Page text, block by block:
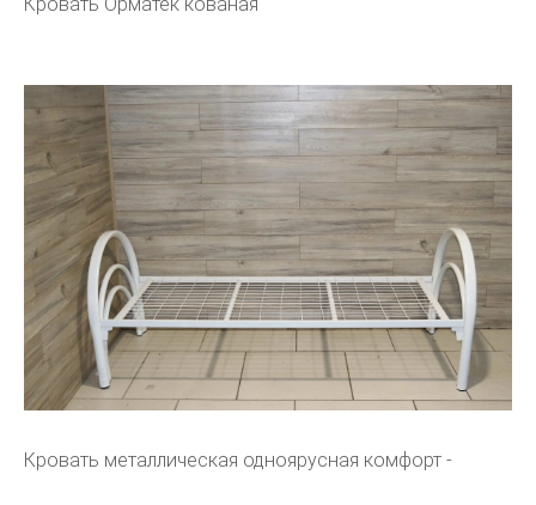
Кровать металлическая одноярусная комфорт -